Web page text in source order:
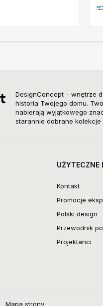
DesignConcept – wnętrze
historia Twojego domu.
nabierają wyjątkowego
starannie dobrane kolekcje
UŻYTECZNE
Kontakt
Promocje
Polski design
Przewodnik
Projektanci
Mapa strony